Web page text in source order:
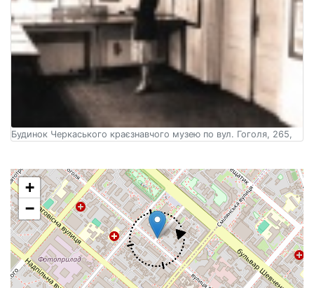
Будинок Черкаського краєзнавчого музею по вул. Гоголя, 265,
+
−